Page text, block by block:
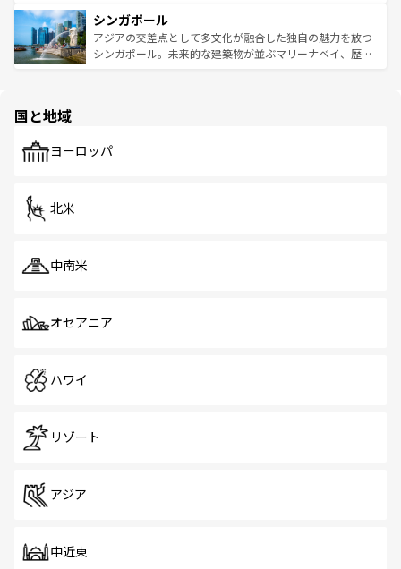
参照してほしい。
激する。気候は一年中温暖で、どの季節にも異なる楽しみ
が待っている。親しみやすいタイの人々、仏教を中心とし
た文化、そして多様な観光資源が、訪れる旅人を魅了し続
み、どこを訪れても感動するはず。観光スポットが密集し
ており、効率よく見どころを回れるのも魅力。息をのむよ
うな絶景から文化的な体験まで、香港を存分に楽しみ尽く
シンガポール
アジアの交差点として多文化が融合した独自の魅力を放つ
シンガポール。未来的な建築物が並ぶマリーナベイ、歴史
で、ホーカーズは地元の風情を楽しめる外せないスポット
国と地域
ヨーロッパ
北米
中南米
オセアニア
ハワイ
リゾート
アジア
中近東